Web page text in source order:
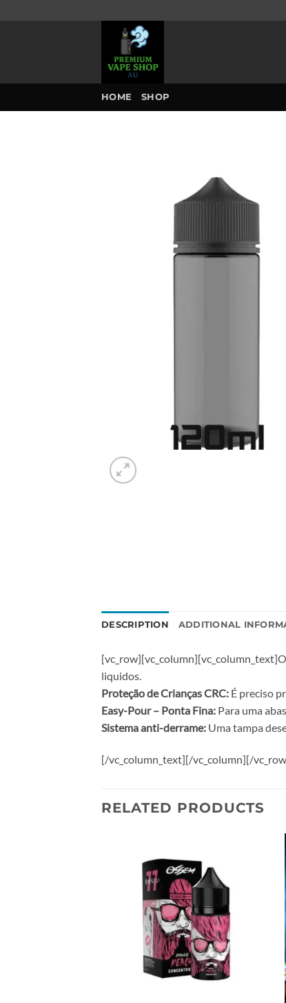
HOME SHOP
DESCRIPTION ADDITIONAL
liquidos.
Proteção de Crianças CRC: É preciso
Easy-Pour – Ponta Fina: Para uma
Sistema anti-derrame: Uma tampa
[/vc_column_text][/vc_column][/
RELATED PRODUCTS